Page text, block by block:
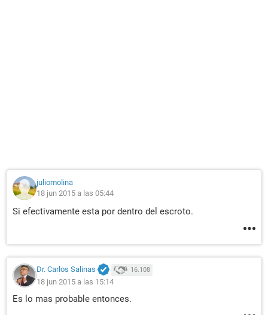
juliomolina
18 jun 2015 a las 05:44
Si efectivamente esta por dentro del escroto.
Dr. Carlos Salinas 16.108
18 jun 2015 a las 15:14
Es lo mas probable entonces.